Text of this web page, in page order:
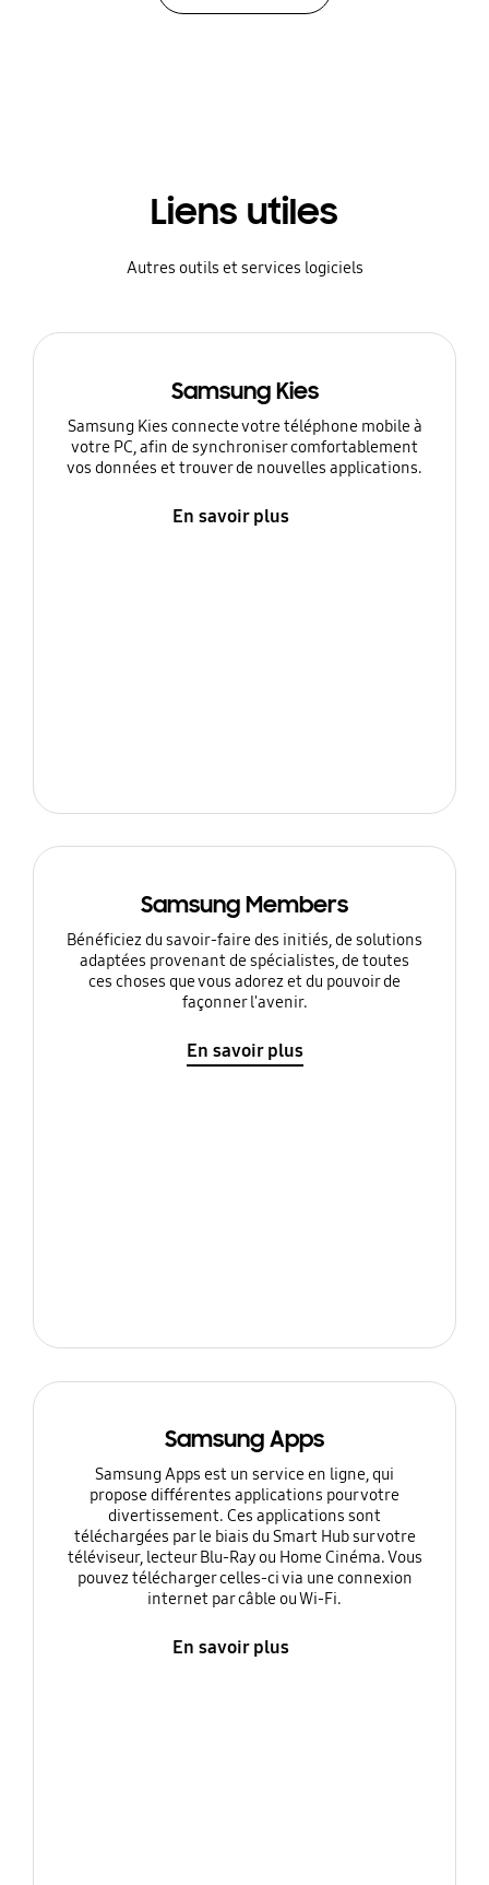
Liens utiles
Autres outils et services logiciels
Samsung Kies
Samsung Kies connecte votre téléphone mobile à
votre PC, afin de synchroniser comfortablement
vos données et trouver de nouvelles applications.
En savoir plus
Samsung Members
Bénéficiez du savoir-faire des initiés, de solutions
adaptées provenant de spécialistes, de toutes
ces choses que vous adorez et du pouvoir de
façonner l'avenir.
En savoir plus
Samsung Apps
Samsung Apps est un service en ligne, qui
propose différentes applications pour votre
divertissement. Ces applications sont
téléchargées par le biais du Smart Hub sur votre
téléviseur, lecteur Blu-Ray ou Home Cinéma. Vous
pouvez télécharger celles-ci via une connexion
internet par câble ou Wi-Fi.
En savoir plus